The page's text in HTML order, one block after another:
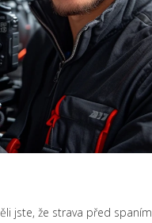
jste, že strava před